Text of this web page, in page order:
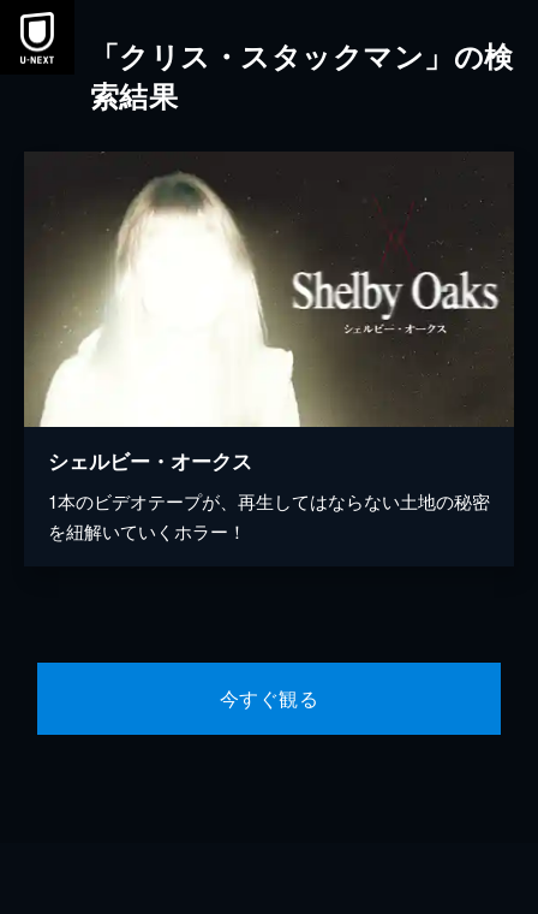
本文へスキップ
「クリス・スタックマン」の検
索結果
シェルビー・オークス
1本のビデオテープが、再生してはならない土地の秘密
を紐解いていくホラー！
今すぐ観る